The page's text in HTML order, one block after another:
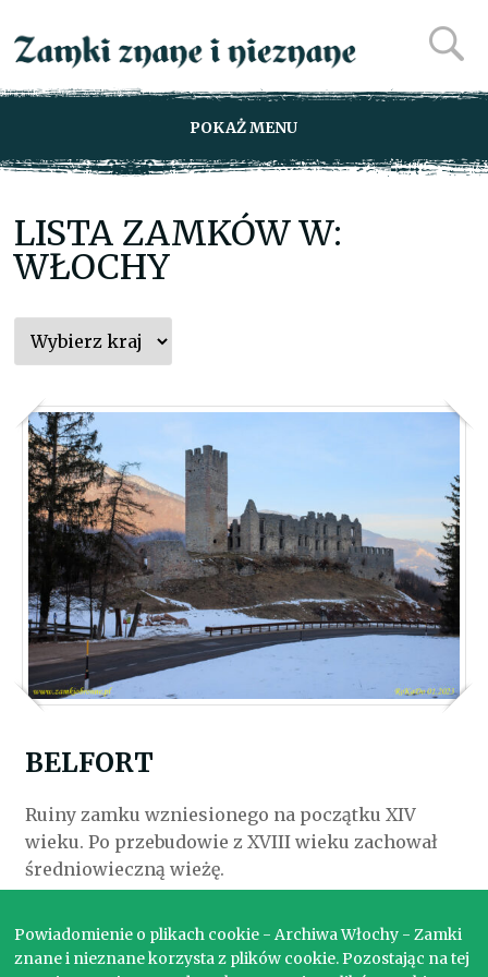
POKAŻ MENU
LISTA ZAMKÓW W:
WŁOCHY
BELFORT
Ruiny zamku wzniesionego na początku XIV
wieku. Po przebudowie z XVIII wieku zachował
średniowieczną wieżę.
Powiadomienie o plikach cookie - Archiwa Włochy - Zamki
znane i nieznane korzysta z plików cookie. Pozostając na tej